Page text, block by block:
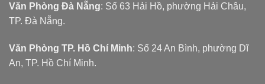
Văn Phòng Đà Nẵng: Số 63 Hải Hồ, phường Hải Châu,
TP. Đà Nẵng.
Văn Phòng TP. Hồ Chí Minh: Số 24 An Bình, phường Dĩ
An, TP. Hồ Chí Minh.